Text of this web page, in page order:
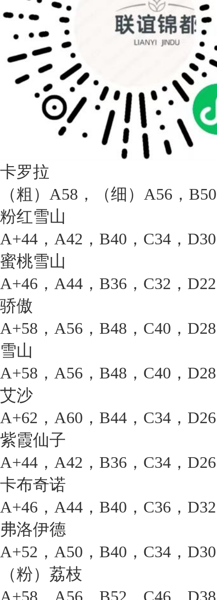
卡罗拉
（粗）A58，（细）A56，
粉红雪山
A+44，A42，B40，C34，
蜜桃雪山
A+46，A44，B36，C32，
骄傲
A+58，A56，B48，C40，
雪山
A+58，A56，B48，C40，
艾沙
A+62，A60，B44，C34，
紫霞仙子
A+44，A42，B36，C34，
卡布奇诺
A+46，A44，B40，C36，
弗洛伊德
A+52，A50，B40，C34，
（粉）荔枝
A+58，A56，B52，C46，